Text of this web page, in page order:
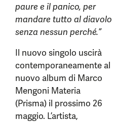
paure e il panico, per
mandare tutto al diavolo
senza nessun perché.”
Il nuovo singolo uscirà
contemporaneamente al
nuovo album di Marco
Mengoni Materia
(Prisma) il prossimo 26
maggio. L’artista,